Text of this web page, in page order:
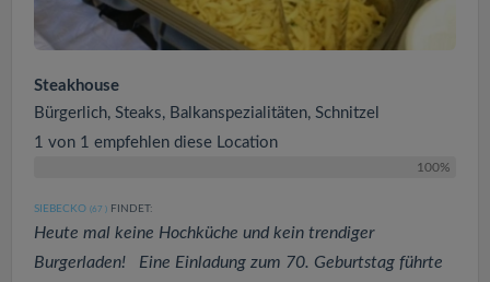
Steakhouse
Bürgerlich, Steaks, Balkanspezialitäten, Schnitzel
1 von 1 empfehlen diese Location
100%
SIEBECKO (67 ) FINDET:
Heute mal keine Hochküche und kein trendiger
Burgerladen! Eine Einladung zum 70. Geburtstag führte